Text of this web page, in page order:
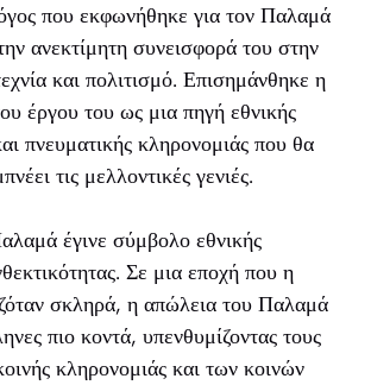
που εκφωνήθηκε για τον Παλαμά
ανεκτίμητη συνεισφορά του στην
και πολιτισμό. Επισημάνθηκε η
έργου του ως μια πηγή εθνικής
πνευματικής κληρονομιάς που θα
τις μελλοντικές γενιές.
έγινε σύμβολο εθνικής
Σε μια εποχή που η
σκληρά, η απώλεια του Παλαμά
πιο κοντά, υπενθυμίζοντας τους
κληρονομιάς και των κοινών